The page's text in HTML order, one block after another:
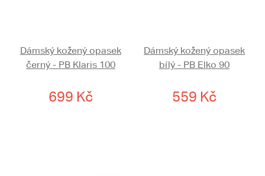
Dámský kožený opasek
černý - PB Klaris 100
699 Kč
Dámský kožený opasek
bílý - PB Elko 90
559 Kč